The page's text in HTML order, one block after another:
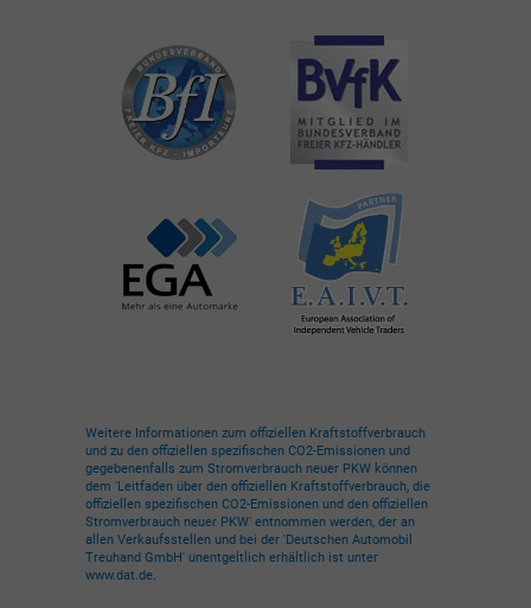
Weitere Informationen zum offiziellen Kraftstoffverbrauch
und zu den offiziellen spezifischen CO2-Emissionen und
gegebenenfalls zum Stromverbrauch neuer PKW können
dem 'Leitfaden über den offiziellen Kraftstoffverbrauch, die
offiziellen spezifischen CO2-Emissionen und den offiziellen
Stromverbrauch neuer PKW' entnommen werden, der an
allen Verkaufsstellen und bei der 'Deutschen Automobil
Treuhand GmbH' unentgeltlich erhältlich ist unter
www.dat.de.